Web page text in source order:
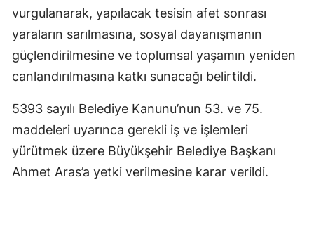
vurgulanarak, yapılacak tesisin afet sonrası
yaraların sarılmasına, sosyal dayanışmanın
güçlendirilmesine ve toplumsal yaşamın yeniden
canlandırılmasına katkı sunacağı belirtildi.
5393 sayılı Belediye Kanunu’nun 53. ve 75.
maddeleri uyarınca gerekli iş ve işlemleri
yürütmek üzere Büyükşehir Belediye Başkanı
Ahmet Aras’a yetki verilmesine karar verildi.